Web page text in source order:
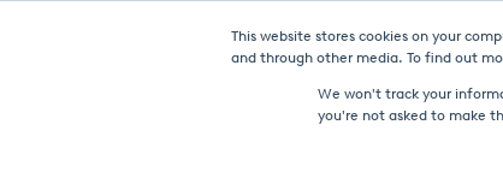
This website stores cookies on your
and through other media. To find out
We won't track your
you're not asked to make